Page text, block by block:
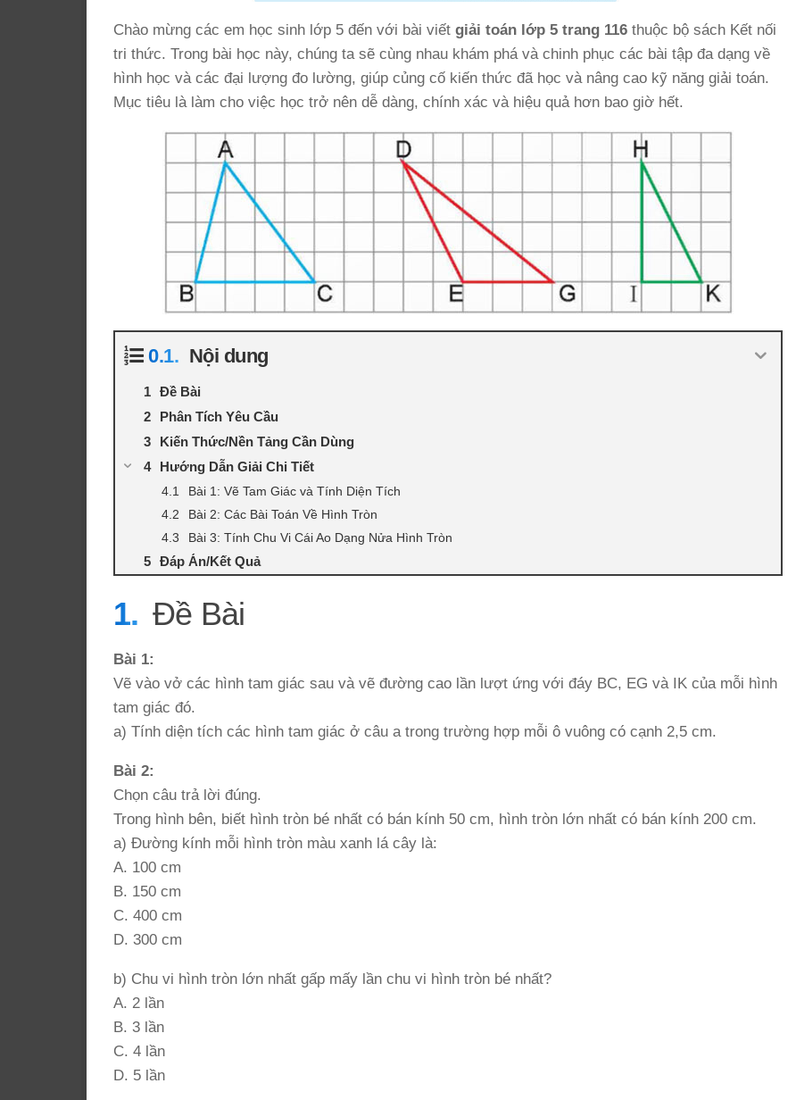
Chào mừng các em học sinh lớp 5 đến với bài viết giải toán lớp 5 trang 116 thuộc bộ sách Kết nối
tri thức. Trong bài học này, chúng ta sẽ cùng nhau khám phá và chinh phục các bài tập đa dạng về
hình học và các đại lượng đo lường, giúp củng cố kiến thức đã học và nâng cao kỹ năng giải toán.
Mục tiêu là làm cho việc học trở nên dễ dàng, chính xác và hiệu quả hơn bao giờ hết.
Nội dung
Đề Bài
Phân Tích Yêu Cầu
Kiến Thức/Nền Tảng Cần Dùng
Hướng Dẫn Giải Chi Tiết
Bài 1: Vẽ Tam Giác và Tính Diện Tích
Bài 2: Các Bài Toán Về Hình Tròn
Bài 3: Tính Chu Vi Cái Ao Dạng Nửa Hình Tròn
Đáp Án/Kết Quả
Đề Bài
Bài 1:
Vẽ vào vở các hình tam giác sau và vẽ đường cao lần lượt ứng với đáy BC, EG và IK của mỗi hình
tam giác đó.
a) Tính diện tích các hình tam giác ở câu a trong trường hợp mỗi ô vuông có cạnh 2,5 cm.
Bài 2:
Chọn câu trả lời đúng.
Trong hình bên, biết hình tròn bé nhất có bán kính 50 cm, hình tròn lớn nhất có bán kính 200 cm.
a) Đường kính mỗi hình tròn màu xanh lá cây là:
A. 100 cm
B. 150 cm
C. 400 cm
D. 300 cm
b) Chu vi hình tròn lớn nhất gấp mấy lần chu vi hình tròn bé nhất?
A. 2 lần
B. 3 lần
C. 4 lần
D. 5 lần